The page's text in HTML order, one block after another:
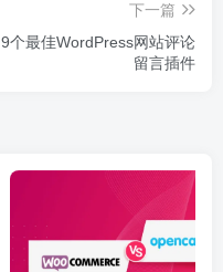
下一篇
9个最佳WordPress网站评论
留言插件